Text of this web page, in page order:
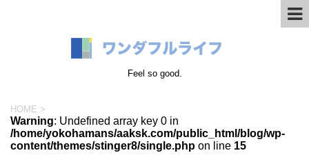
Feel so good.
HOME >
Warning: Undefined array key 0 in
/home/yokohamans/aaksk.com/public_html/blog/wp-
content/themes/stinger8/single.php on line 15